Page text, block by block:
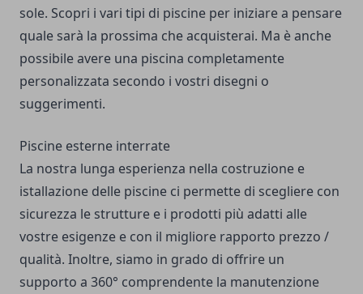
sole. Scopri i vari tipi di piscine per iniziare a pensare
quale sarà la prossima che acquisterai. Ma è anche
possibile avere una piscina completamente
personalizzata secondo i vostri disegni o
suggerimenti.
Piscine esterne interrate
La nostra lunga esperienza nella costruzione e
istallazione delle piscine ci permette di scegliere con
sicurezza le strutture e i prodotti più adatti alle
vostre esigenze e con il migliore rapporto prezzo /
qualità. Inoltre, siamo in grado di offrire un
supporto a 360° comprendente la manutenzione